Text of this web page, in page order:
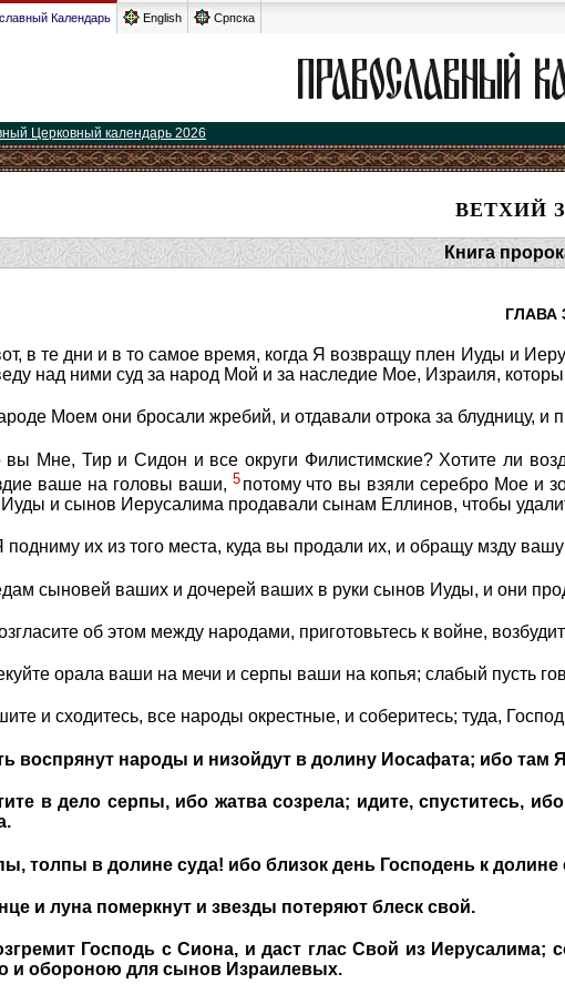
Календарь English Српска
Церковный календарь 2026
ВЕТХИЙ
Книга
ГЛАВА
в те дни и в то самое время, когда Я возвращу плен Иуды и
над ними суд за народ Мой и за наследие Мое, Израиля,
Моем они бросали жребий, и отдавали отрока за блудницу, и
вы Мне, Тир и Сидон и все округи Филистимские? Хотите ли
ваше на головы ваши, 5 потому что вы взяли серебро Мое и
и сынов Иерусалима продавали сынам Еллинов, чтобы
подниму их из того места, куда вы продали их, и обращу мзду
сыновей ваших и дочерей ваших в руки сынов Иуды, и они
об этом между народами, приготовьтесь к войне,
орала ваши на мечи и серпы ваши на копья; слабый пусть
и сходитесь, все народы окрестные, и соберитесь; туда,
воспрянут народы и низойдут в долину Иосафата; ибо там
в дело серпы, ибо жатва созрела; идите, спуститесь,
толпы в долине суда! ибо близок день Господень к долине
и луна померкнут и звезды потеряют блеск свой.
Господь с Сиона, и даст глас Свой из Иерусалима;
и обороною для сынов Израилевых.